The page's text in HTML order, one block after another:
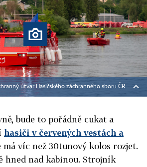
útvar Hasičského záchranného sboru ČR
bude to pořádně cukat a
hasiči v červených vestách a
má víc než 30tunový kolos rozjet.
hned nad kabinou. Strojník